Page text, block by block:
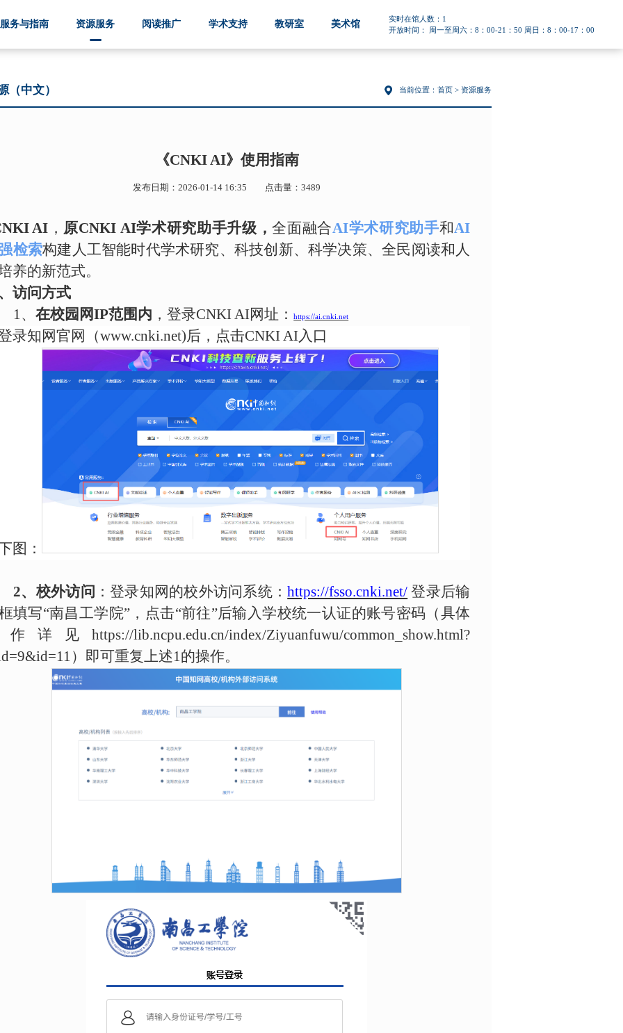
实时在馆人数： 1
开放时间： 周一至周六：8：00-21：50 周日：8：00-17：00
服务与指南 资源服务 阅读推广 学术支持 教研室 美术馆
（中文） 当前位置： 首页 > 资源服务
《CNKI AI》使用指南
发布日期：2026-01-14 16:35 点击量：3489
AI ， 原CNKI AI学术研究助手升级，全面融合AI学术研究助手和AI
检索构建人工智能时代学术研究、科技创新、科学决策、全民阅读和人
养的新范式。
访问方式
1、在校园网IP范围内 ，登录CNKI AI网址：https://ai.cnki.net
录知网官网 （www.cnki.net)后，点击CNKI AI入口
图：
2、校外访问 ：登录知网的校外访问系统：https://fsso.cnki.net/ 登录后输
填写“南昌工学院”，点击“前往”后输入学校统一认证的账号密码（具体
详见https://lib.ncpu.edu.cn/index/Ziyuanfuwu/common_show.html?
）即可重复上述1的操作。